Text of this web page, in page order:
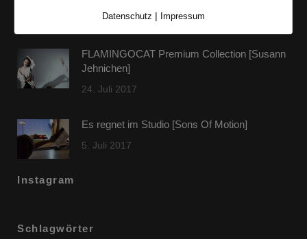
9. Oktober 2017
FLAMINGOCAT Premium Collection [Susann
Jehnichen]
24. Juli 2017
Es regnet im Studio [Sons Of Motion]
5. Juli 2017
Instagram
Schlagwörter
Datenschutz | Impressum